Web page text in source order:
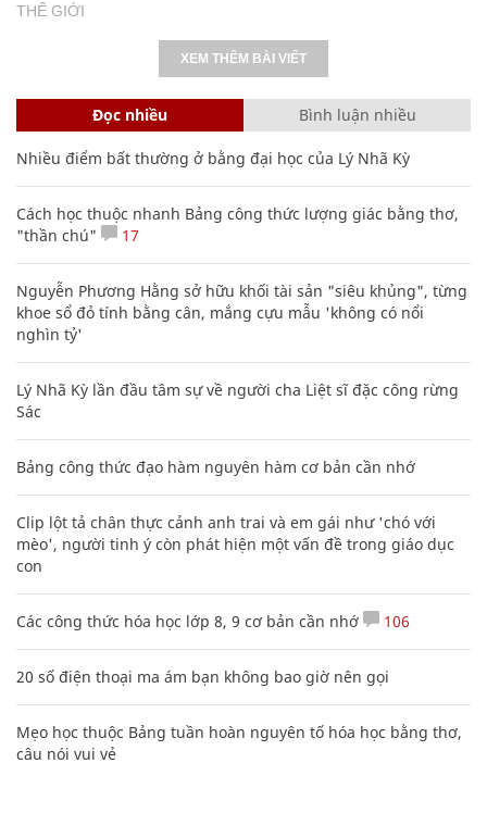
THẾ GIỚI
XEM THÊM BÀI VIẾT
Đọc nhiều Bình luận nhiều
Nhiều điểm bất thường ở bằng đại học của Lý Nhã Kỳ
Cách học thuộc nhanh Bảng công thức lượng giác bằng thơ,
"thần chú"
17
Nguyễn Phương Hằng sở hữu khối tài sản "siêu khủng", từng
khoe sổ đỏ tính bằng cân, mắng cựu mẫu 'không có nổi
nghìn tỷ'
Lý Nhã Kỳ lần đầu tâm sự về người cha Liệt sĩ đặc công rừng
Sác
Bảng công thức đạo hàm nguyên hàm cơ bản cần nhớ
Clip lột tả chân thực cảnh anh trai và em gái như 'chó với
mèo', người tinh ý còn phát hiện một vấn đề trong giáo dục
con
Các công thức hóa học lớp 8, 9 cơ bản cần nhớ 106
20 số điện thoại ma ám bạn không bao giờ nên gọi
Mẹo học thuộc Bảng tuần hoàn nguyên tố hóa học bằng thơ,
câu nói vui vẻ